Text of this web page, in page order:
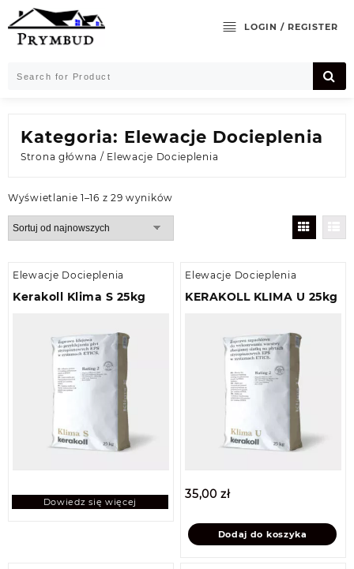
Skip
to
content
LOGIN / REGISTER
Kategoria: Elewacje Docieplenia
Strona główna / Elewacje Docieplenia
Wyświetlanie 1–16 z 29 wyników
według
Elewacje Docieplenia
Kerakoll Klima S 25kg
Dowiedz się więcej
Elewacje Docieplenia
KERAKOLL KLIMA U 25kg
35,00zł
Dodaj do koszyka